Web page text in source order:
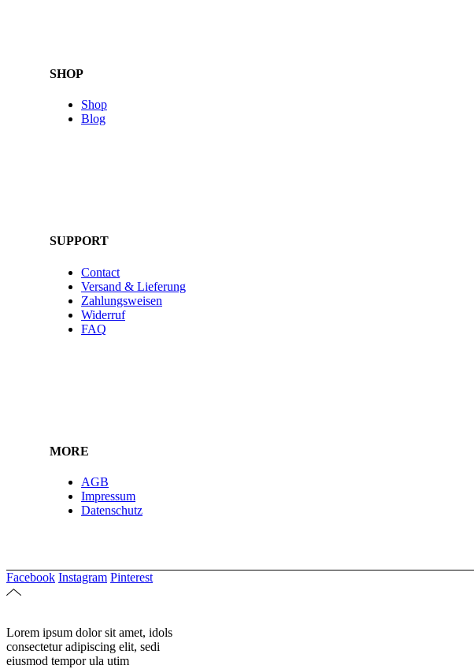
SHOP
Shop
Blog
SUPPORT
Contact
Versand & Lieferung
Zahlungsweisen
Widerruf
FAQ
MORE
AGB
Impressum
Datenschutz
Facebook Instagram Pinterest
Lorem ipsum dolor sit amet, idols
consectetur adipiscing elit, sedi
eiusmod tempor ula utim